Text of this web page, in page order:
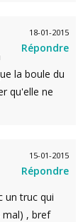
18-01-2015
Répondre
la boule du
qu'elle ne
15-01-2015
Répondre
un truc qui
mal) , bref